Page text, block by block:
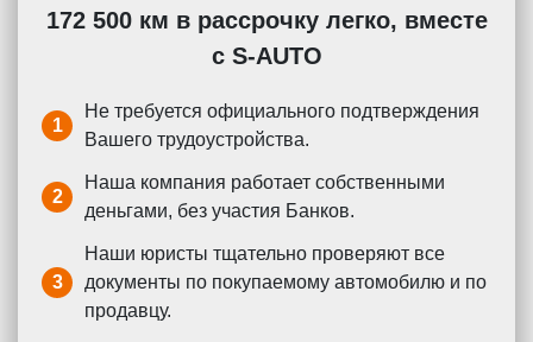
172 500 км в рассрочку легко, вместе
с S-AUTO
1
Не требуется официального подтверждения
Вашего трудоустройства.
2
Наша компания работает собственными
деньгами, без участия Банков.
3
Наши юристы тщательно проверяют все
документы по покупаемому автомобилю и по
продавцу.